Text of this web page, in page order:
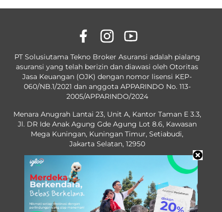
PT Solusiutama Tekno Broker Asuransi adalah pialang
asuransi yang telah berizin dan diawasi oleh Otoritas
Jasa Keuangan (OJK) dengan nomor lisensi KEP-
060/NB.1/2021 dan anggota APPARINDO No. 113-
2005/APPARINDO/2024
Menara Anugrah Lantai 23, Unit A, Kantor Taman E 3.3,
Jl. DR Ide Anak Agung Gde Agung Lot 8.6, Kawasan
Mega Kuningan, Kuningan Timur, Setiabudi,
Jakarta Selatan, 12950
OJK License No. KEP-60/NB.1/2021No. 113-2005/APPARINDO/2024